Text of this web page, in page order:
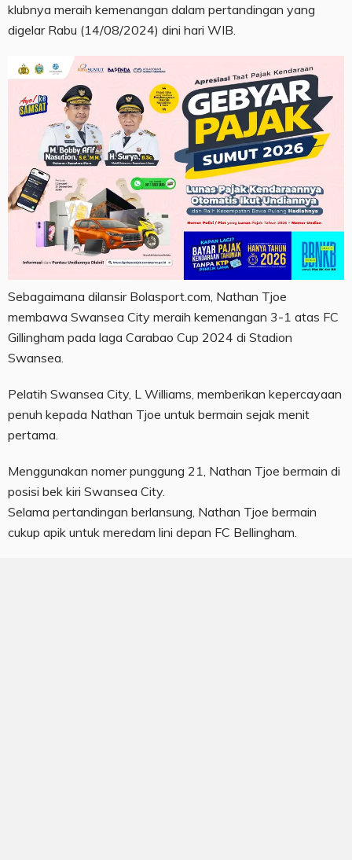
klubnya meraih kemenangan dalam pertandingan yang
digelar Rabu (14/08/2024) dini hari WIB.
Sebagaimana dilansir Bolasport.com, Nathan Tjoe
membawa Swansea City meraih kemenangan 3-1 atas FC
Gillingham pada laga Carabao Cup 2024 di Stadion
Swansea.
Pelatih Swansea City, L Williams, memberikan kepercayaan
penuh kepada Nathan Tjoe untuk bermain sejak menit
pertama.
Menggunakan nomer punggung 21, Nathan Tjoe bermain di
posisi bek kiri Swansea City.
Selama pertandingan berlansung, Nathan Tjoe bermain
cukup apik untuk meredam lini depan FC Bellingham.